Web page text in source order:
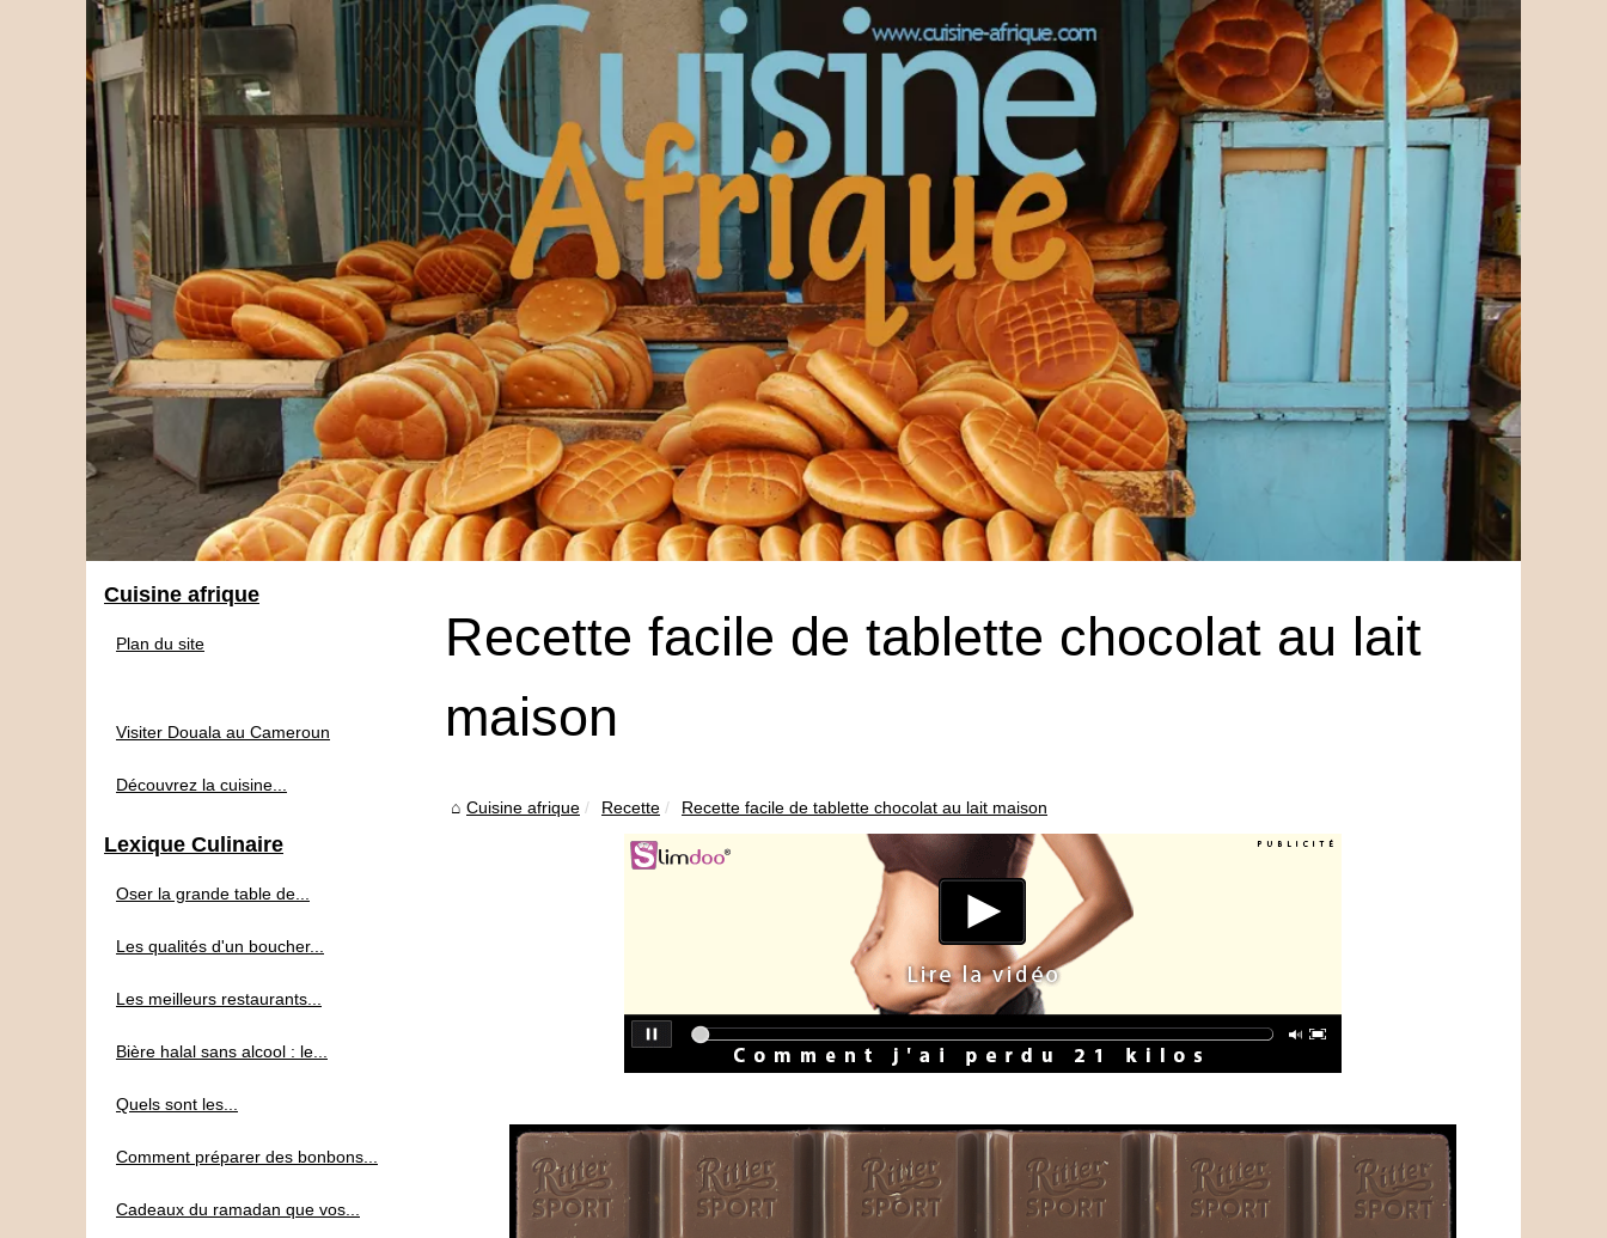
Recette facile de tablette chocolat au lait
maison
Cuisine afrique Recette Recette facile de tablette chocolat au lait maison
Cuisine afrique
Plan du site
Visiter Douala au Cameroun
Découvrez la cuisine...
Lexique Culinaire
Oser la grande table de...
Les qualités d'un boucher...
Les meilleurs restaurants...
Bière halal sans alcool : le...
Quels sont les...
Comment préparer des bonbons...
Cadeaux du ramadan que vos...